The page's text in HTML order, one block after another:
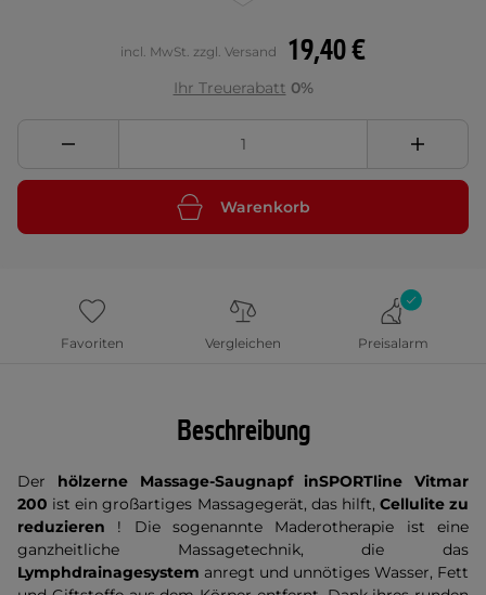
19,40 €
incl. MwSt. zzgl. Versand
Ihr Treuerabatt 0%
Warenkorb
Favoriten Vergleichen Preisalarm
Beschreibung
Der hölzerne Massage-Saugnapf inSPORTline Vitmar
200 ist ein großartiges Massagegerät, das hilft, Cellulite zu
reduzieren ! Die sogenannte Maderotherapie ist eine
ganzheitliche Massagetechnik, die das
Lymphdrainagesystem anregt und unnötiges Wasser, Fett